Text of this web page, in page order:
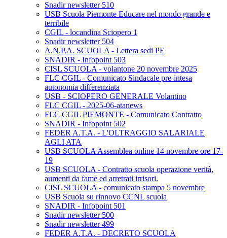
Snadir newsletter 510
USB Scuola Piemonte Educare nel mondo grande e
terribile
CGIL - locandina Sciopero 1
Snadir newsletter 504
A.N.P.A. SCUOLA - Lettera sedi PE
SNADIR - Infopoint 503
CISL SCUOLA - volantone 20 novembre 2025
FLC CGIL - Comunicato Sindacale pre-intesa
autonomia differenziata
USB - SCIOPERO GENERALE Volantino
FLC CGIL - 2025-06-atanews
FLC CGIL PIEMONTE - Comunicato Contratto
SNADIR - Infopoint 502
FEDER A.T.A. - L'OLTRAGGIO SALARIALE
AGLI ATA
USB SCUOLA Assemblea online 14 novembre ore 17-
19
USB SCUOLA - Contratto scuola operazione verità,
aumenti da fame ed arretrati irrisori.
CISL SCUOLA - comunicato stampa 5 novembre
USB Scuola su rinnovo CCNL scuola
SNADIR - Infopoint 501
Snadir newsletter 500
Snadir newsletter 499
FEDER A.T.A. - DECRETO SCUOLA